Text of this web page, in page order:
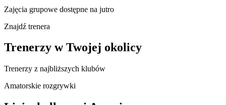
Zajęcia grupowe dostępne na jutro
Znajdź trenera
Trenerzy w Twojej okolicy
Trenerzy z najbliższych klubów
Amatorskie rozgrywki